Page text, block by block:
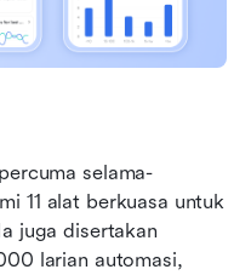
selama-
11 alat berkuasa untuk
juga disertakan
larian automasi,